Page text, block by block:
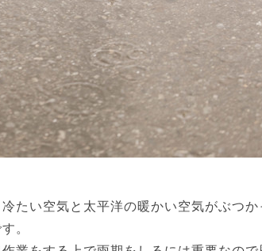
たい空気と太平洋の暖かい空気がぶつか
。